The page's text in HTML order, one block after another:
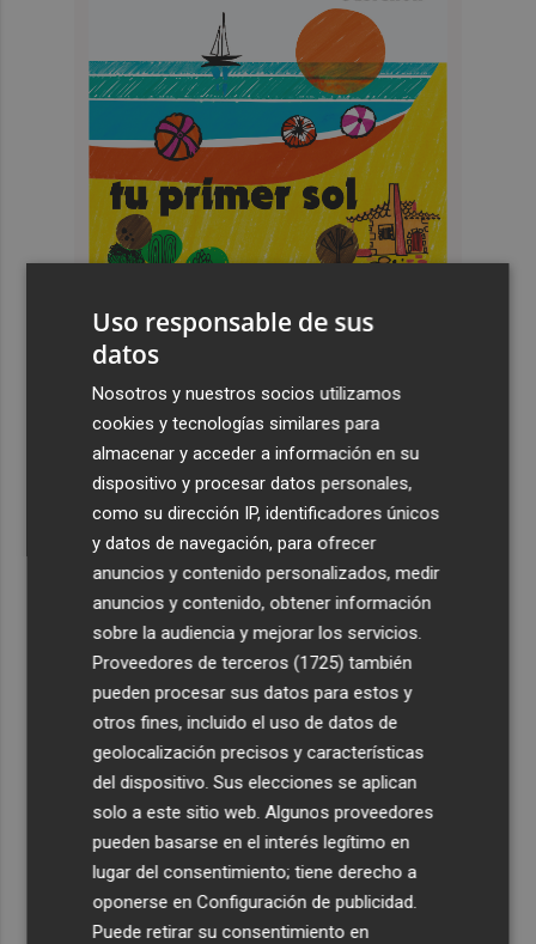
Últimas Noticias
Agricultura concede cerca de 500.000 euros en ayudas
para el fomento de la innovación tecnológica en
explotaciones
València ultima la puesta a punto del Velódromo Lluís
Puig con una inversión de 2 millones
Las infantiles de San Javier son campeonas de España en
la localidad gaditana de Rota
Vithas Valencia Turia habilita una consulta gratuita para
personas con síntomas oculares tras el eclipse solar
El eclipse dispara la demanda de gafas homologadas
con millones de unidades distribuidas
Uso responsable de sus
datos
Nosotros y nuestros socios utilizamos
cookies y tecnologías similares para
almacenar y acceder a información en su
dispositivo y procesar datos personales,
como su dirección IP, identificadores únicos
y datos de navegación, para ofrecer
anuncios y contenido personalizados, medir
anuncios y contenido, obtener información
sobre la audiencia y mejorar los servicios.
Proveedores de terceros (1725) también
pueden procesar sus datos para estos y
otros fines, incluido el uso de datos de
geolocalización precisos y características
del dispositivo. Sus elecciones se aplican
solo a este sitio web. Algunos proveedores
pueden basarse en el interés legítimo en
lugar del consentimiento; tiene derecho a
oponerse enConfiguración de publicidad.
Puede retirar su consentimiento en